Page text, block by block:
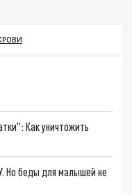
Как уничтожить
Но беды для малышей не